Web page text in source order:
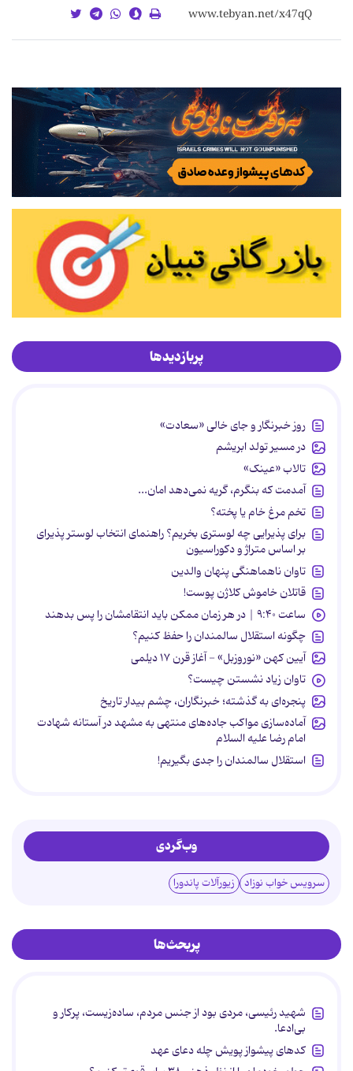
پربازدیدها
روز خبرنگار و جای خالی «سعادت»
در مسیر تولد ابریشم
تالاب «عینک»
آمدمت که بنگرم، گریه نمی‌دهد امان...
تخم مرغ خام یا پخته؟
برای پذیرایی چه لوستری بخریم؟ راهنمای انتخاب لوستر پذیرای
بر اساس متراژ و دکوراسیون
تاوان ناهماهنگی پنهان والدین
قاتلان خاموش کلاژن پوست!
ساعت ۹:۴۰ | در هر زمان ممکن باید انتقامشان را پس بدهند
چگونه استقلال سالمندان را حفظ کنیم؟
آیین کهن «نوروزبل» - آغاز قرن ۱۷ دیلمی
تاوان زیاد نشستن چیست؟
پنجره‌ای به گذشته؛ خبرنگاران، چشم بیدار تاریخ
آماده‌سازی مواکب جاده‌های منتهی به مشهد در آستانه شهادت
امام رضا علیه السلام
استقلال سالمندان را جدی بگیریم!
وب‌گردی
سرویس خواب نوزاد زیورآلات پاندورا
پربحث‌ها
شهید رئیسی، مردی بود از جنس مردم، ساده‌زیست، پرکار و
بی‌ادعا.
کدهای پیشواز پویش چله دعای عهد